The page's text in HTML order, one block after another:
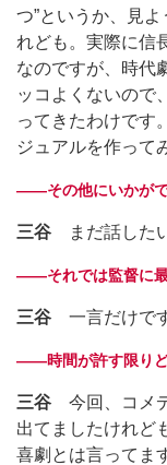
つ”というか、見
れども。実際に信
なのですが、時代
ッコよくないので
ってきたわけです
ジュアルを作って
――その他にいかがで
三谷 まだ話した
――それでは監督に最
三谷 一言だけで
――時間が許す限りど
三谷 今回、コメ
出てましたけれど
喜劇とは言ってま